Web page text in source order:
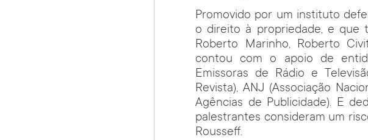
Promovido por um instituto
o direito à propriedade, e que
Roberto Marinho, Roberto
contou com o apoio de
Emissoras de Rádio e
Revista), ANJ (Associação
Agências de Publicidade). E
palestrantes consideram um
Rousseff.